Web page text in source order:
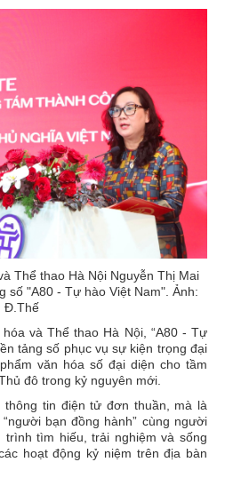
Thể thao Hà Nội Nguyễn Thị Mai
số "A80 - Tự hào Việt Nam". Ảnh:
Đ.Thế
và Thể thao Hà Nội, “A80 - Tự
tảng số phục vụ sự kiện trọng đại
văn hóa số đại diện cho tầm
đô trong kỷ nguyên mới.
tin điện tử đơn thuần, mà là
bạn đồng hành” cùng người
tìm hiếu, trải nghiệm và sống
hoạt động kỷ niệm trên địa bàn